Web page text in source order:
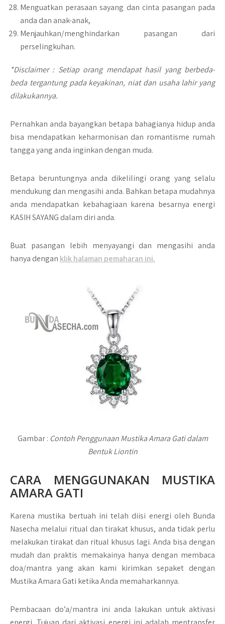
Menguatkan perasaan sayang dan cinta pasangan pada
anda dan anak-anak,
Menjauhkan/menghindarkan pasangan dari
perselingkuhan.
*Disclaimer : Setiap orang mendapat hasil yang berbeda-
beda tergantung pada keyakinan, niat dan usaha lahir yang
dilakukannya.
Pernahkan anda bayangkan betapa bahagianya hidup anda
bisa mendapatkan keharmonisan dan romantisme rumah
tangga yang anda inginkan dengan muda.
Betapa beruntungnya anda dikelilingi orang yang selalu
mendukung dan mengasihi anda. Bahkan betapa mudahnya
anda mendapatkan kebahagiaan karena besarnya energi
KASIH SAYANG dalam diri anda.
Buat pasangan lebih menyayangi dan mengasihi anda
hanya dengan klik halaman pemaharan ini.
Gambar : Contoh Penggunaan Mustika Amara Gati dalam
Bentuk Liontin
CARA MENGGUNAKAN MUSTIKA
AMARA GATI
Karena mustika bertuah ini telah diisi energi oleh Bunda
Nasecha melalui ritual dan tirakat khusus, anda tidak perlu
melakukan tirakat dan ritual khusus lagi. Anda bisa dengan
mudah dan praktis memakainya hanya dengan membaca
doa/mantra yang akan kami kirimkan sepaket dengan
Mustika Amara Gati ketika Anda memaharkannya.
Pembacaan do’a/mantra ini anda lakukan untuk aktivasi